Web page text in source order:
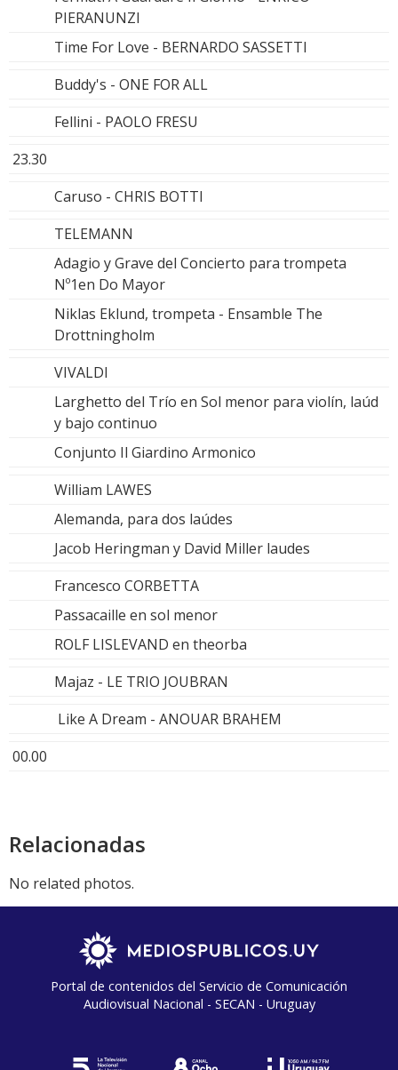
PIERANUNZI
Time For Love - BERNARDO SASSETTI
Buddy's - ONE FOR ALL
Fellini - PAOLO FRESU
23.30
Caruso - CHRIS BOTTI
TELEMANN
Adagio y Grave del Concierto para trompeta
Nº1en Do Mayor
Niklas Eklund, trompeta - Ensamble The
Drottningholm
VIVALDI
Larghetto del Trío en Sol menor para violín, laúd
y bajo continuo
Conjunto Il Giardino Armonico
William LAWES
Alemanda, para dos laúdes
Jacob Heringman y David Miller laudes
Francesco CORBETTA
Passacaille en sol menor
ROLF LISLEVAND en theorba
Majaz - LE TRIO JOUBRAN
Like A Dream - ANOUAR BRAHEM
00.00
Relacionadas
No related photos.
Portal de contenidos del Servicio de Comunicación
Audiovisual Nacional - SECAN - Uruguay